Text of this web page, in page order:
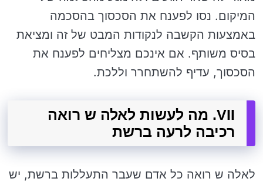
המיקום. נסו לפענח את הסכסוך בהסכמה
באמצעות הקשבה לנקודות המבט של זה ומציאת
בסיס משותף. אם אינכם מצליחים לפענח את
הסכסוך, עדיף להשתחרר וללכת.
VII. מה לעשות לאלה ש רואה
רכיבה לרעה ברשת
לאלה ש רואה כל אדם שעבר התעללות ברשת, יש